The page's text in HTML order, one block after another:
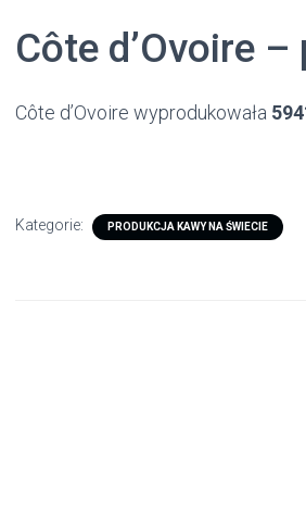
Côte d’Ovoire
Côte d’Ovoire wyprodukowała
Kategorie: PRODUKCJA KAWY NA ŚWIECIE